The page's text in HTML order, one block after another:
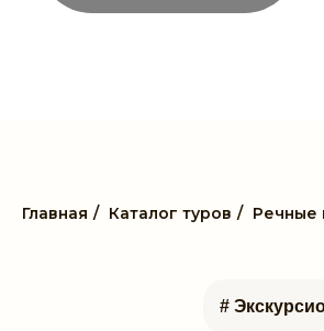
Главная / Каталог туров / Речные
#